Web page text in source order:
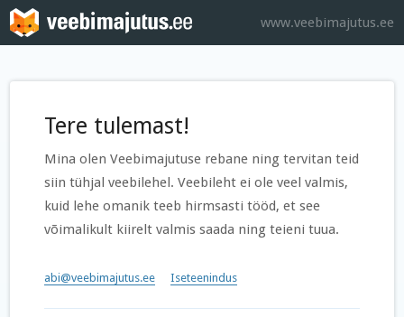
www.veebimajutus.ee
Tere tulemast!
Mina olen Veebimajutuse rebane ning tervitan teid
siin tühjal veebilehel. Veebileht ei ole veel valmis,
kuid lehe omanik teeb hirmsasti tööd, et see
võimalikult kiirelt valmis saada ning teieni tuua.
abi@veebimajutus.ee Iseteenindus